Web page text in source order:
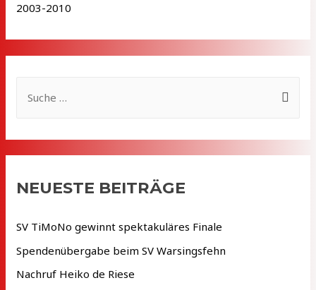
2003-2010
n
a
c
h
NEUESTE BEITRÄGE
SV TiMoNo gewinnt spektakuläres Finale
Spendenübergabe beim SV Warsingsfehn
Nachruf Heiko de Riese